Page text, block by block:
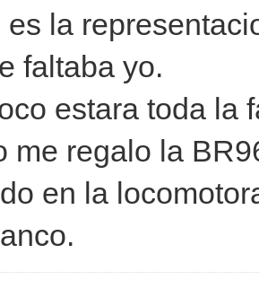
es la
faltaba yo.
estara toda la
me regalo la
en la